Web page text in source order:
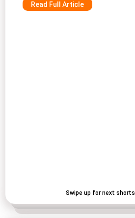
Read Full Article
Swipe up for next shorts